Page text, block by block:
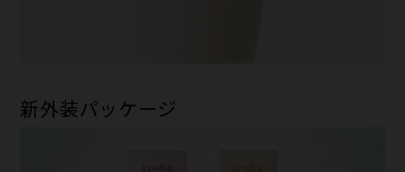
新外装パッケージ